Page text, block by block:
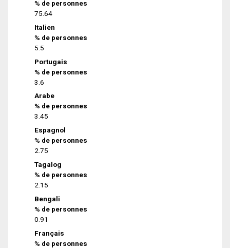
% de personnes
75.64
Italien
% de personnes
5.5
Portugais
% de personnes
3.6
Arabe
% de personnes
3.45
Espagnol
% de personnes
2.75
Tagalog
% de personnes
2.15
Bengali
% de personnes
0.91
Français
% de personnes